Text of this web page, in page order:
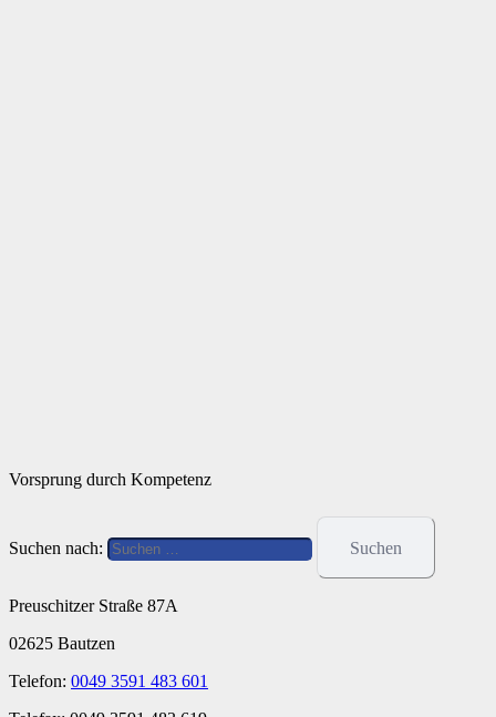
Vorsprung durch Kompetenz
Suchen nach:
Preuschitzer Straße 87A
02625 Bautzen
Telefon: 0049 3591 483 601